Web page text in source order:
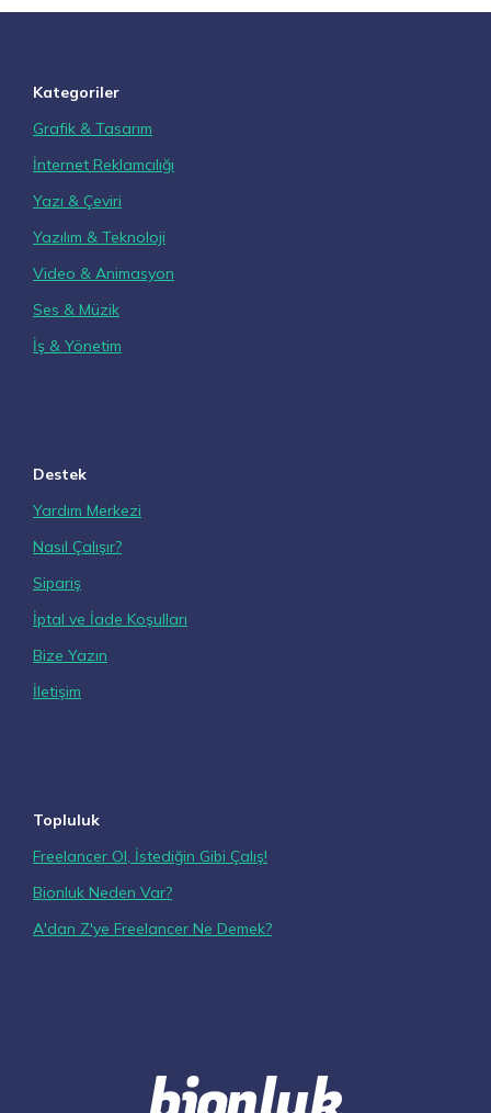
Kategoriler
Grafik & Tasarım
İnternet Reklamcılığı
Yazı & Çeviri
Yazılım & Teknoloji
Video & Animasyon
Ses & Müzik
İş & Yönetim
Destek
Yardım Merkezi
Nasıl Çalışır?
Sipariş
İptal ve İade Koşulları
Bize Yazın
İletişim
Topluluk
Freelancer Ol, İstediğin Gibi Çalış!
Bionluk Neden Var?
A'dan Z'ye Freelancer Ne Demek?